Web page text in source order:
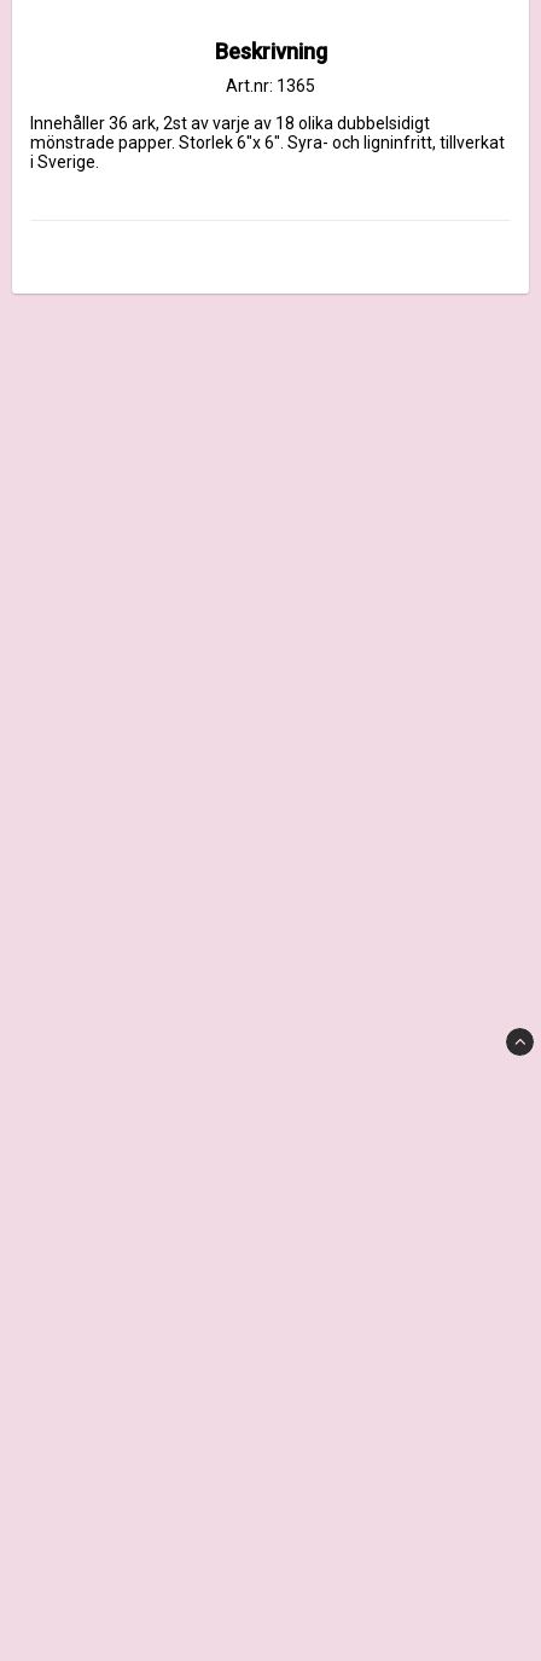
Beskrivning
Art.nr: 1365
Innehåller 36 ark, 2st av varje av 18 olika dubbelsidigt
mönstrade papper. Storlek 6"x 6". Syra- och ligninfritt, tillverkat
i Sverige.